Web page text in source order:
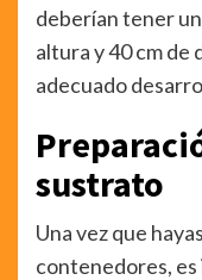
deberían tener
altura y 40 cm de
adecuado
sustrato
Una vez que
contenedores,